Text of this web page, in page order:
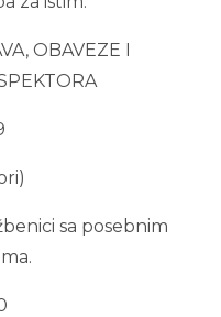
OBAVEZE I
sa posebnim